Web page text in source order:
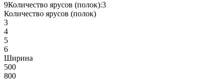
9Количество ярусов (полок):3
Количество ярусов (полок)
3
4
5
6
Ширина
500
800